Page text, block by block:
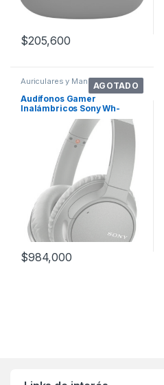
$205,600
AGOTADO
Auriculares y Manos Libres
Audífonos Gamer
Inalámbricos Sony Wh-
$984,000